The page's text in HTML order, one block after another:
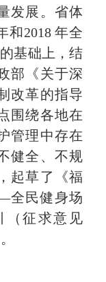
发展。省体
和2018 年全
基础上，结
部《关于深
改革的指导
围绕各地在
管理中存在
健全、不规
起草了《福
全民健身场
（征求意见